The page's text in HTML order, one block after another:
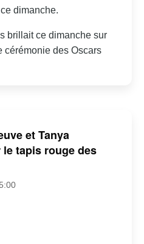
dimanche.
brillait ce dimanche sur
cérémonie des Oscars
et Tanya
tapis rouge des